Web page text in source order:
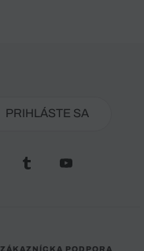
PRIHLÁSTE SA
ZÁKAZNÍCKA PODPORA